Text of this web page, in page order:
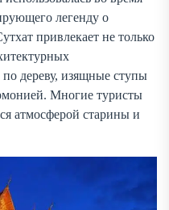
легенду о
привлекает не только
по дереву, изящные ступы
Многие туристы
атмосферой старины и